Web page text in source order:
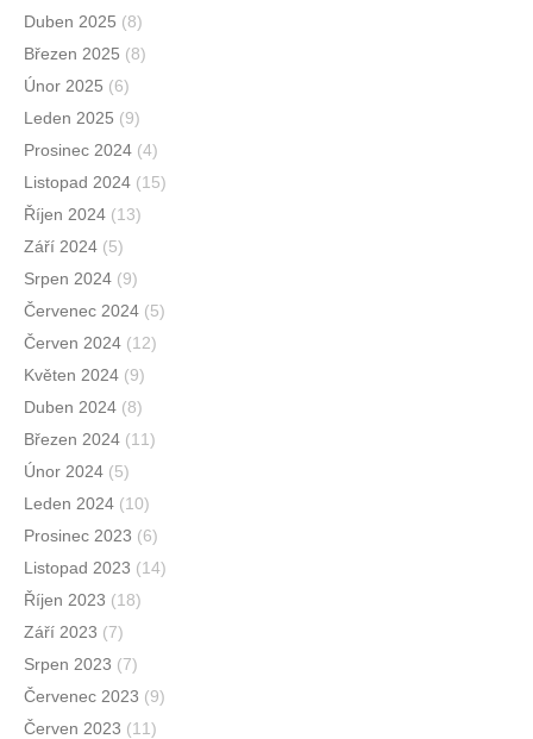
Duben 2025 (8)
Březen 2025 (8)
Únor 2025 (6)
Leden 2025 (9)
Prosinec 2024 (4)
Listopad 2024 (15)
Říjen 2024 (13)
Září 2024 (5)
Srpen 2024 (9)
Červenec 2024 (5)
Červen 2024 (12)
Květen 2024 (9)
Duben 2024 (8)
Březen 2024 (11)
Únor 2024 (5)
Leden 2024 (10)
Prosinec 2023 (6)
Listopad 2023 (14)
Říjen 2023 (18)
Září 2023 (7)
Srpen 2023 (7)
Červenec 2023 (9)
Červen 2023 (11)